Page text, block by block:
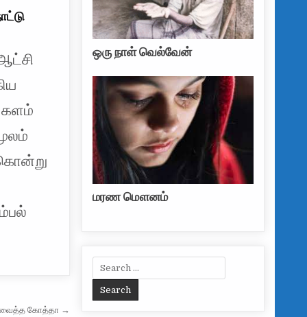
களம்
வைத்த கோத்தா →
ஒரு நாள் வெல்வேன்
மரண மௌனம்
Search for: